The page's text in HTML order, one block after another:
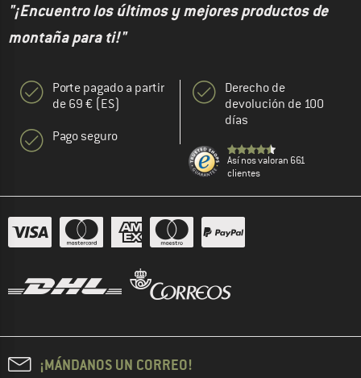
"¡Encuentro los últimos y mejores productos de
montaña para ti!"
Porte pagado a partir
de 69 € (ES)
Pago seguro
Derecho de
devolución de 100
días
Así nos valoran 661
clientes
¡MÁNDANOS UN CORREO!